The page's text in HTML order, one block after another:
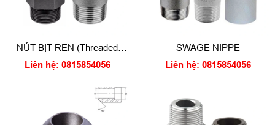
NÚT BỊT REN (Threaded
plug)
Liên hệ: 0815854056
SWAGE NIPPE
Liên hệ: 0815854056